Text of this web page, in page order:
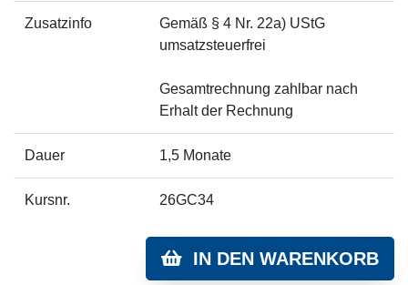
Zusatzinfo
Gemäß § 4 Nr. 22a) UStG
umsatzsteuerfrei
Gesamtrechnung zahlbar nach
Erhalt der Rechnung
Dauer 1,5 Monate
Kursnr. 26GC34
IN DEN WARENKORB